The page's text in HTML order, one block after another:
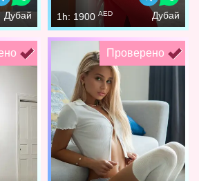
Дубай 1h: 1900 AED Дубай
Проверено